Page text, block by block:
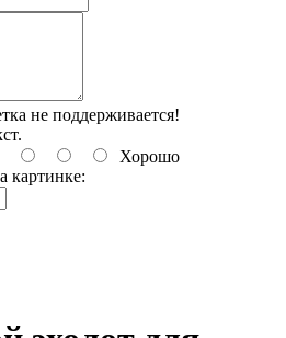
не поддерживается!
Хорошо
картинке: